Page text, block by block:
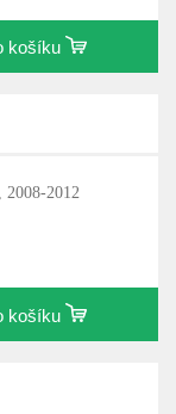
košíku
2008-2012
košíku